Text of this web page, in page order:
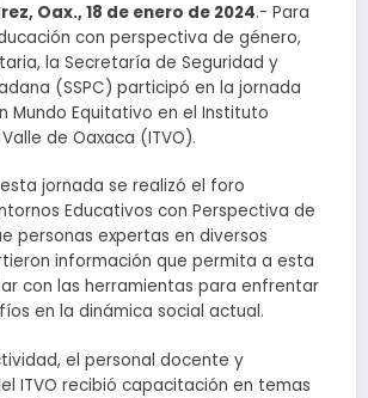
Oax., 18 de enero de 2024.- Para
con perspectiva de género,
la Secretaría de Seguridad y
(SSPC) participó en la jornada
Mundo Equitativo en el Instituto
de Oaxaca (ITVO).
jornada se realizó el foro
Educativos con Perspectiva de
personas expertas en diversos
información que permita a esta
con las herramientas para enfrentar
en la dinámica social actual.
el personal docente y
ITVO recibió capacitación en temas